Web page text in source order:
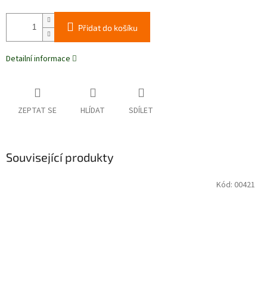
Přidat do košíku
Detailní informace
ZEPTAT SE HLÍDAT SDÍLET
Související produkty
Kód: 00421